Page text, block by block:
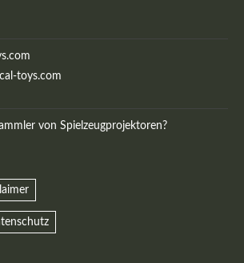
toys.com
von Spielzeugprojektoren?